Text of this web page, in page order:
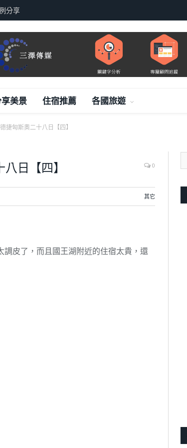
分享
美景 住宿推薦 各國旅遊
捷匈斯奧二十八日【四】
日【四】 0
其它
皮了，而且國王湖附近的住宿太貴，還